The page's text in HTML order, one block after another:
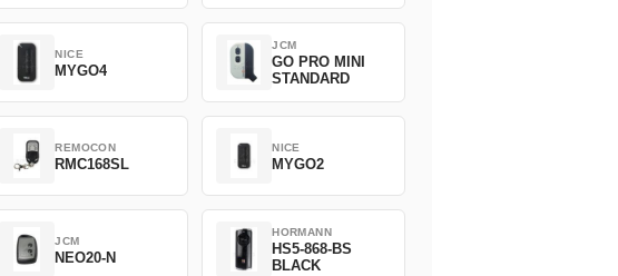
NICE
MYGO4
JCM
GO PRO MINI
STANDARD
REMOCON
RMC168SL
NICE
MYGO2
JCM
NEO20-N
HORMANN
HS5-868-BS
BLACK